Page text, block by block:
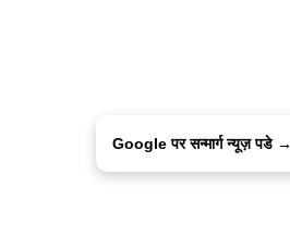
Google पर सन्मार्ग न्यूज़ पडे →